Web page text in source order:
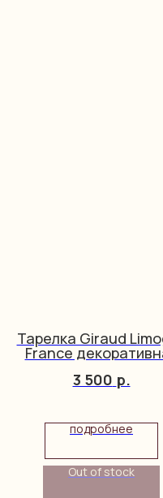
Тарелка Giraud
France
3 500 р.
подробнее
Out of stock